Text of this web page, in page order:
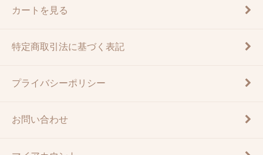
カートを見る
特定商取引法に基づく表記
プライバシーポリシー
お問い合わせ